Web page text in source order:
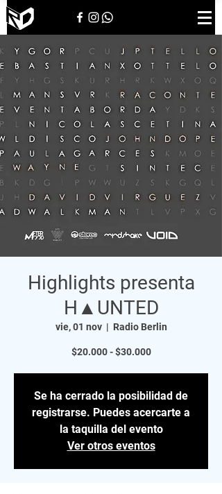
Highlights presenta
H▲UNTED
vie, 01 nov
  |
Radio Berlin
$20.000 - $30.000
Se ha cerrado la posibilidad de
registrarse. Puedes acercarte a
la taquilla del evento
Ver otros eventos